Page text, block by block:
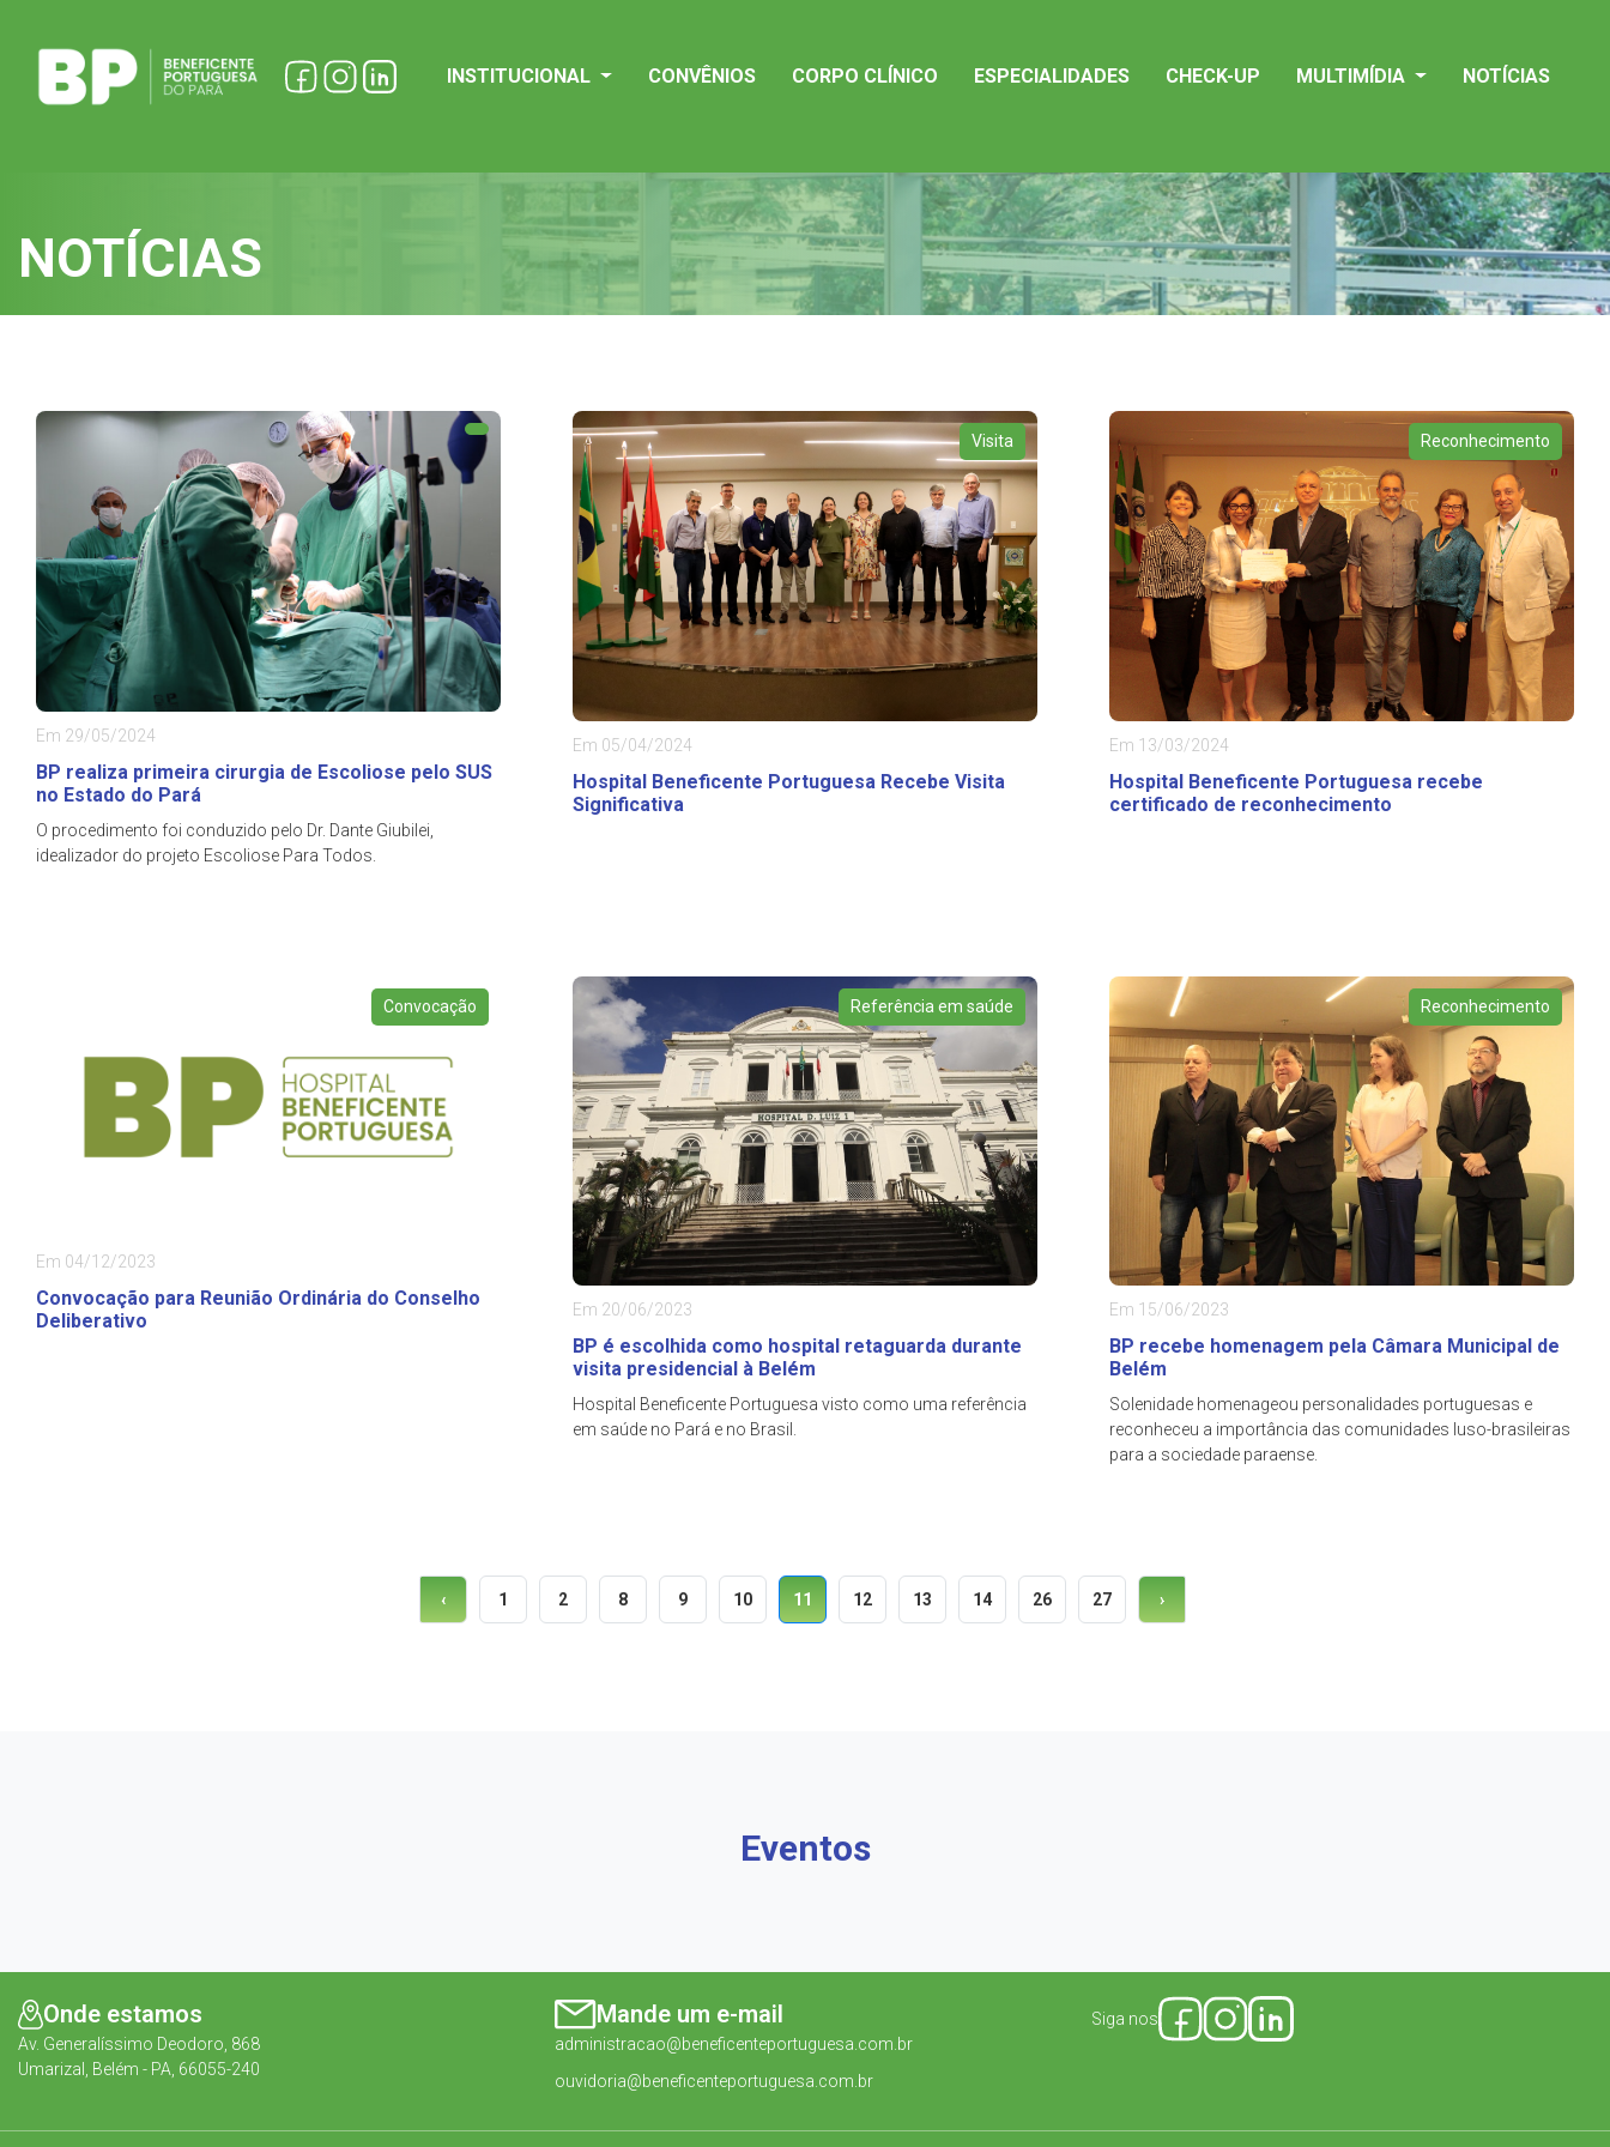
INSTITUCIONAL CONVÊNIOS CORPO CLÍNICO ESPECIALIDADES CHECK-UP MULTIMÍDIA NOTÍCIAS
NOTÍCIAS
Em 29/05/2024
BP realiza primeira cirurgia de Escoliose pelo SUS
no Estado do Pará
O procedimento foi conduzido pelo Dr. Dante Giubilei,
idealizador do projeto Escoliose Para Todos.
Visita
Em 05/04/2024
Hospital Beneficente Portuguesa Recebe Visita
Significativa
Reconhecimento
Em 13/03/2024
Hospital Beneficente Portuguesa recebe
certificado de reconhecimento
Convocação
Em 04/12/2023
Convocação para Reunião Ordinária do Conselho
Deliberativo
Referência em saúde
Em 20/06/2023
BP é escolhida como hospital retaguarda durante
visita presidencial à Belém
Hospital Beneficente Portuguesa visto como uma referência
em saúde no Pará e no Brasil.
Reconhecimento
Em 15/06/2023
BP recebe homenagem pela Câmara Municipal de
Belém
Solenidade homenageou personalidades portuguesas e
reconheceu a importância das comunidades luso-brasileiras
para a sociedade paraense.
‹ 1 2 8 9 10 11 12 13 14 26 27 ›
Eventos
Onde estamos
Av. Generalíssimo Deodoro, 868
Umarizal, Belém - PA, 66055-240
Mande um e-mail
administracao@beneficenteportuguesa.com.br
ouvidoria@beneficenteportuguesa.com.br
Siga nos